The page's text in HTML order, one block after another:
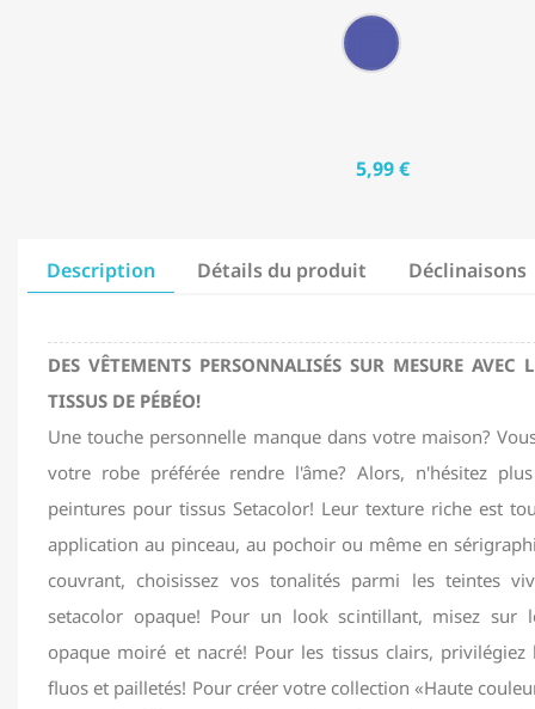
moiré
(Moiré)
O29
-
5,99 €
Description Détails du produit Déclinaisons
DES VÊTEMENTS PERSONNALISÉS SUR MESURE AVEC
TISSUS DE PÉBÉO!
Une touche personnelle manque dans votre maison?
votre robe préférée rendre l'âme? Alors, n'hésitez
peintures pour tissus Setacolor! Leur texture riche est
application au pinceau, au pochoir ou même en
couvrant, choisissez vos tonalités parmi les teintes
setacolor opaque! Pour un look scintillant, misez sur
opaque moiré et nacré! Pour les tissus clairs, privilégiez
fluos et pailletés! Pour créer votre collection «Haute